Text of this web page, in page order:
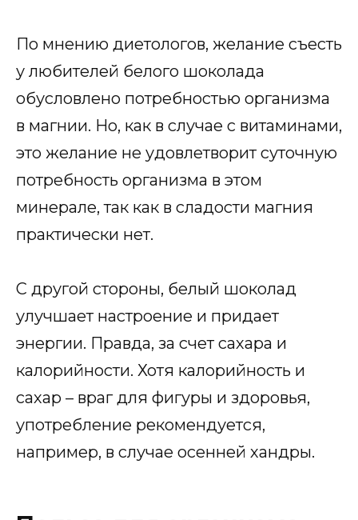
По мнению диетологов, желание съесть
у любителей белого шоколада
обусловлено потребностью организма
в магнии. Но, как в случае с витаминами,
это желание не удовлетворит суточную
потребность организма в этом
минерале, так как в сладости магния
практически нет.
С другой стороны, белый шоколад
улучшает настроение и придает
энергии. Правда, за счет сахара и
калорийности. Хотя калорийность и
сахар – враг для фигуры и здоровья,
употребление рекомендуется,
например, в случае осенней хандры.